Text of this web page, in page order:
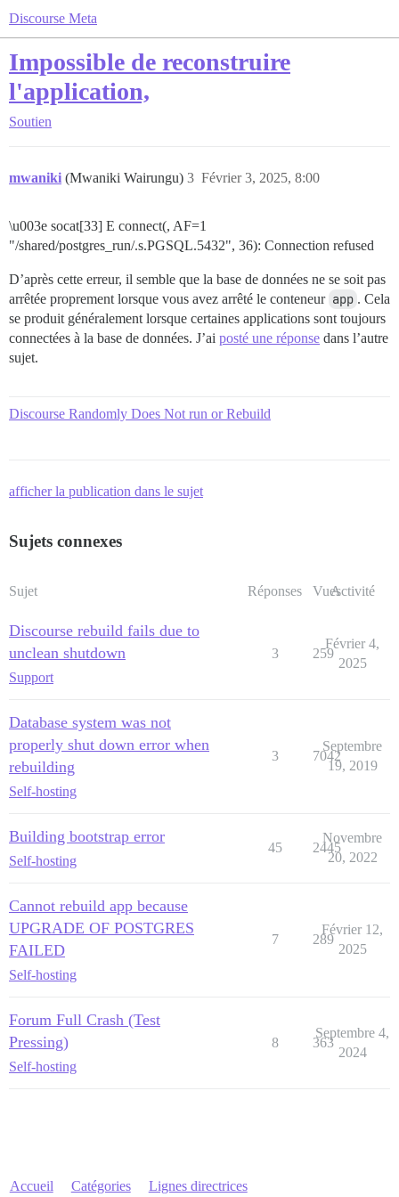
Discourse Meta
Impossible de reconstruire
l'application,
Soutien
mwaniki (Mwaniki Wairungu) Février 3, 2025, 8:00
3
\u003e socat[33] E connect(, AF=1
"/shared/postgres_run/.s.PGSQL.5432", 36): Connection refused
D’après cette erreur, il semble que la base de données ne se soit pas
arrêtée proprement lorsque vous avez arrêté le conteneur app . Cela
se produit généralement lorsque certaines applications sont toujours
connectées à la base de données. J’ai posté une réponse dans l’autre
sujet.
Discourse Randomly Does Not run or Rebuild
afficher la publication dans le sujet
Sujets connexes
Sujet Réponses VuesActivité
Discourse rebuild fails due to
unclean shutdown
Support
3 259
Février 4,
2025
Database system was not
properly shut down error when
rebuilding
Self-hosting
3 7042
Septembre
19, 2019
Building bootstrap error
Self-hosting
45 2445
Novembre
20, 2022
Cannot rebuild app because
UPGRADE OF POSTGRES
FAILED
Self-hosting
7 289
Février 12,
2025
Forum Full Crash (Test
Pressing)
Self-hosting
8 363
Septembre 4,
2024
Accueil Catégories Lignes directrices